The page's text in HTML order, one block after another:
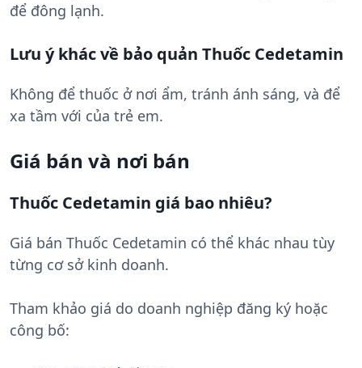
để đông lạnh.
Lưu ý khác về bảo quản Thuốc Cedetamin
Không để thuốc ở nơi ẩm, tránh ánh sáng, và để
xa tầm với của trẻ em.
Giá bán và nơi bán
Thuốc Cedetamin giá bao nhiêu?
Giá bán Thuốc Cedetamin có thể khác nhau tùy
từng cơ sở kinh doanh.
Tham khảo giá do doanh nghiệp đăng ký hoặc
công bố: